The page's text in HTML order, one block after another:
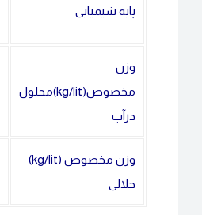
پایه شیمیایی
وزن
مخصوص(kg/lit)محلول
درآب
وزن مخصوص (kg/lit)
حلالی